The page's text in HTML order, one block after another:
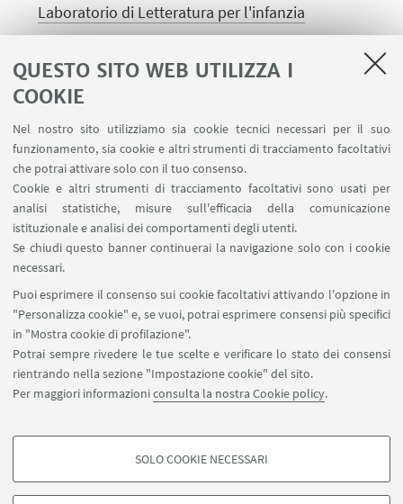
QUESTO SITO WEB UTILIZZA I
COOKIE
Nel nostro sito utilizziamo sia cookie tecnici necessari per il suo
funzionamento, sia cookie e altri strumenti di tracciamento facoltativi
che potrai attivare solo con il tuo consenso.
Cookie e altri strumenti di tracciamento facoltativi sono usati per
analisi statistiche, misure sull'efficacia della comunicazione
istituzionale e analisi dei comportamenti degli utenti.
Se chiudi questo banner continuerai la navigazione solo con i cookie
necessari.
Puoi esprimere il consenso sui cookie facoltativi attivando l'opzione in
"Personalizza cookie" e, se vuoi, potrai esprimere consensi più specifici
in "Mostra cookie di profilazione".
Potrai sempre rivedere le tue scelte e verificare lo stato dei consensi
rientrando nella sezione "Impostazione cookie" del sito.
Per maggiori informazioniconsulta la nostra Cookie policy.
COOKIE DI PROFILAZIONE - FACOLTATIVI
SOLO COOKIE NECESSARI
Laboratorio di Letteratura per l'infanzia
Area riservata
Contatti
SEGUI IL DIPARTIMENTO SU:
SEGUI UNIBO SU:
APP:
©Copyright 2026 - ALMA MATER STUDIORUM - Università di